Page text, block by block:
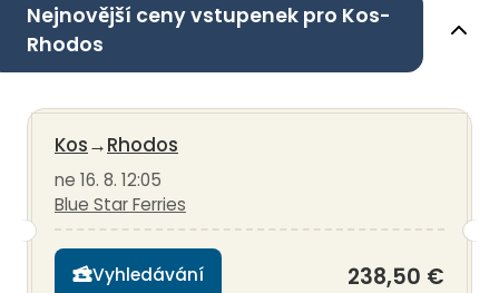
Nejnovější ceny vstupenek pro Kos-
Rhodos
Kos→Rhodos
ne 16. 8. 12:05
Blue Star Ferries
Vyhledávání 238,50 €